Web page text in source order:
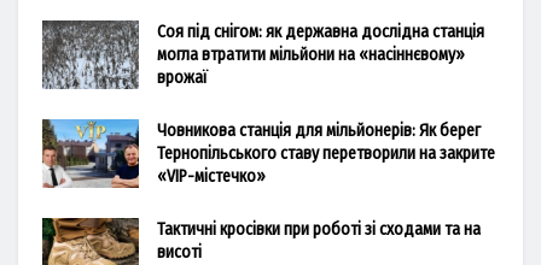
Соя під снігом: як державна дослідна станція
могла втратити мільйони на «насіннєвому»
врожаї
Човникова станція для мільйонерів: Як берег
Тернопільського ставу перетворили на закрите
«VIP-містечко»
Тактичні кросівки при роботі зі сходами та на
висоті